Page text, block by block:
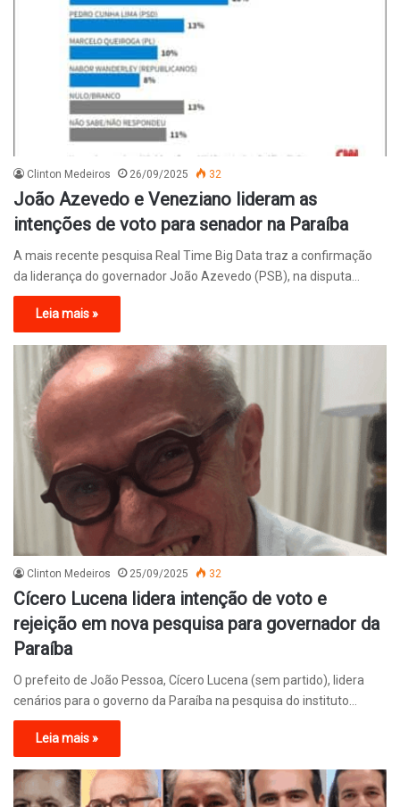
Clinton Medeiros 26/09/2025 32
João Azevedo e Veneziano lideram as
intenções de voto para senador na Paraíba
A mais recente pesquisa Real Time Big Data traz a confirmação
da liderança do governador João Azevedo (PSB), na disputa…
Leia mais »
Clinton Medeiros 25/09/2025 32
Cícero Lucena lidera intenção de voto e
rejeição em nova pesquisa para governador da
Paraíba
O prefeito de João Pessoa, Cícero Lucena (sem partido), lidera
cenários para o governo da Paraíba na pesquisa do instituto…
Leia mais »